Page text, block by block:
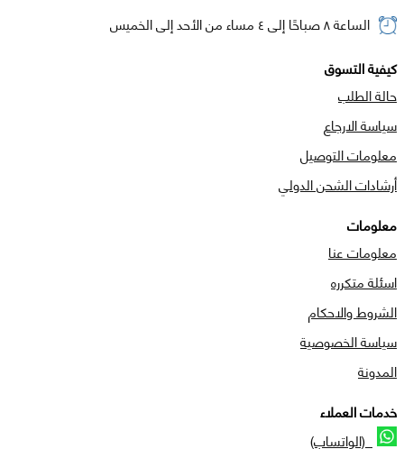
الساعة ٨ صباحًا إلى ٤ مساء من الأحد إلى الخميس
كيفية التسوق
حالة الطلب
سياسة الارجاع
معلومات التوصيل
أرشادات الشحن الدولي
معلومات
معلومات عنا
اسئلة متكرره
الشروط والاحكام
سياسة الخصوصية
المدونة
خدمات العملاء
(الواتساب)